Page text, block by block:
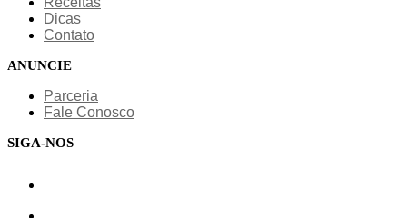
Dicas
Contato
ANUNCIE
Parceria
Fale Conosco
SIGA-NOS